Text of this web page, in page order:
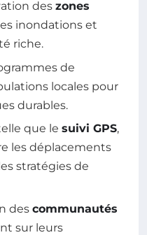
des zones
inondations et
riche.
de
locales pour
durables.
que le suivi GPS,
les déplacements
stratégies de
des communautés
sur leurs